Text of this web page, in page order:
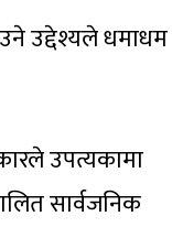
उद्देश्यले धमाधम
उपत्यकामा
सार्वजनिक